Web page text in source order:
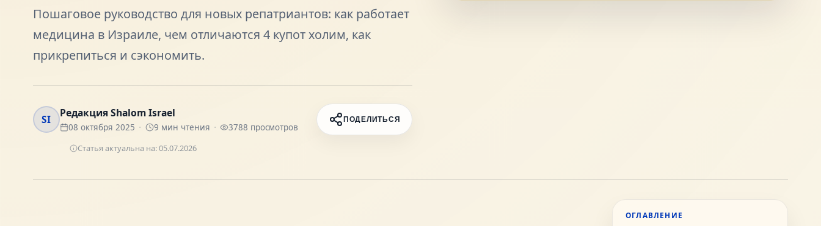
Пошаговое руководство для новых репатриантов: как работает
медицина в Израиле, чем отличаются 4 купот холим, как
прикрепиться и сэкономить.
SI Редакция Shalom Israel
08 октября 2025 9 мин чтения 3788 просмотров
ПОДЕЛИТЬСЯ
Статья актуальна на:05.07.2026
ОГЛАВЛЕНИЕ